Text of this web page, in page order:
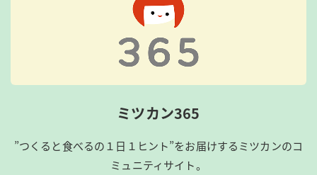
ミツカン365
”つくると食べるの１日１ヒント”をお届けするミツカンのコ
ミュニティサイト。